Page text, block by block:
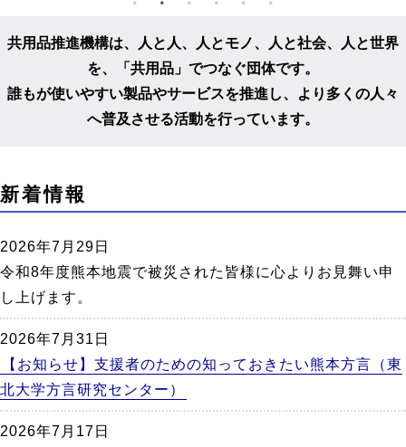
共用品推進機構は、人と人、人とモノ、人と社会、人と世界
を、
「共用品」でつなぐ団体です。
誰もが使いやすい製品やサービスを推進し、
より多くの人々
へ普及させる活動を行っています。
こ
こ
ら
新着情報
2026年7月29日
令和8年度熊本地震で被災された皆様に心よりお見舞い申
し上げます。
2026年7月31日
【お知らせ】支援者のための知っておきたい熊本方言（東
北大学方言研究センター）
2026年7月17日